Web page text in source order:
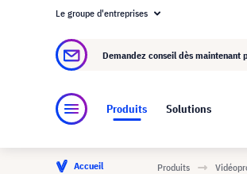
À propos de visunext.fr
Le groupe d'entreprises
Demandez conseil dès maintenant
Produits Solutions
Accueil Produits